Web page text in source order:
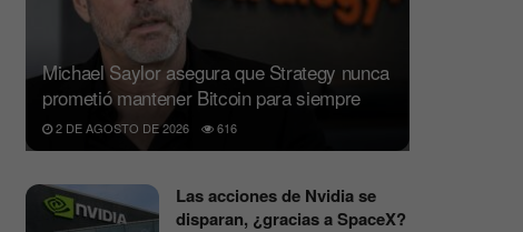
Michael Saylor asegura que Strategy nunca
prometió mantener Bitcoin para siempre
2 DE AGOSTO DE 2026 616
Las acciones de Nvidia se
disparan, ¿gracias a SpaceX?